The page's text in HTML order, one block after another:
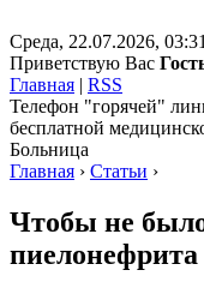
Среда, 22.07.2026, 03:31
Приветствую Вас
Главная | RSS
Телефон "горячей"
бесплатной
Больница
Главная › Статьи ›
Чтобы не
пиелонефрита